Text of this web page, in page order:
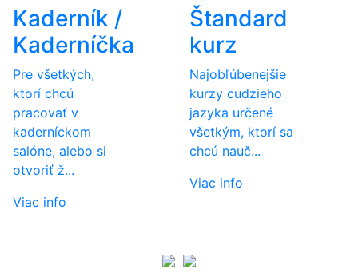
Kaderník /
Kaderníčka
Pre všetkých,
ktorí chcú
pracovať v
kaderníckom
salóne, alebo si
otvoriť ž...
Viac info
Štandard
kurz
Najobľúbenejšie
kurzy cudzieho
jazyka určené
všetkým, ktorí sa
chcú nauč...
Viac info